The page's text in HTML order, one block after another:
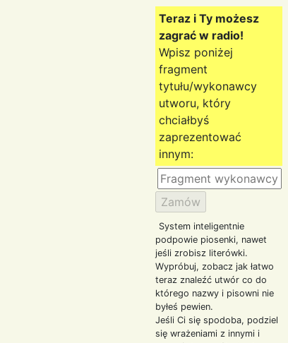
Teraz i Ty możesz
zagrać w radio!
Wpisz poniżej
fragment
tytułu/wykonawcy
utworu, który
chciałbyś
zaprezentować
innym:
System inteligentnie
podpowie piosenki, nawet
jeśli zrobisz literówki.
Wypróbuj, zobacz jak łatwo
teraz znaleźć utwór co do
którego nazwy i pisowni nie
byłeś pewien.
Jeśli Ci się spodoba, podziel
się wrażeniami z innymi i